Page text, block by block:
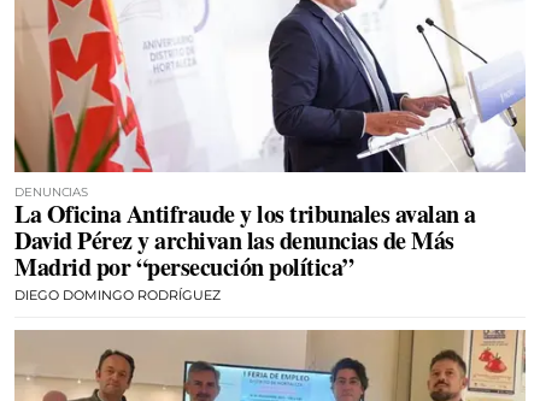
DENUNCIAS
La Oficina Antifraude y los tribunales avalan a
David Pérez y archivan las denuncias de Más
Madrid por “persecución política”
DIEGO DOMINGO RODRÍGUEZ